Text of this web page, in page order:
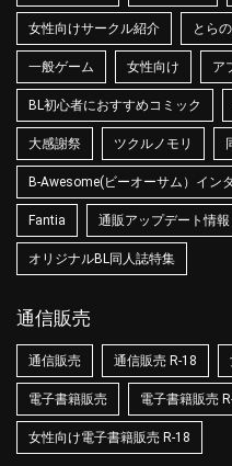
女性向けサークル紹介 とら
一般ゲーム 女性向け ア
BL初心者におすすめコミック
大感謝祭 ツクルノモリ
B-Awesome(ビーオーサム）イン
Fantia 通販アップデート情報
オリジナルBL同人誌特集
通信販売
通信販売 通信販売 R-18
電子書籍販売 電子書籍販売
女性向け電子書籍販売 R-18